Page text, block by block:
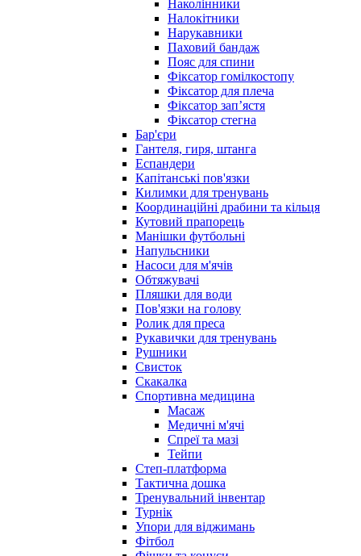
Наколінники
Налокітники
Нарукавники
Паховий бандаж
Пояс для спини
Фіксатор гомілкостопу
Фіксатор для плеча
Фіксатор запʼястя
Фіксатор стегна
Бар'єри
Гантеля, гиря, штанга
Еспандери
Капітанські пов'язки
Килимки для тренувань
Координаційні драбини та кільця
Кутовий прапорець
Манішки футбольні
Напульсники
Насоси для м'ячів
Обтяжувачі
Пляшки для води
Пов'язки на голову
Ролик для преса
Рукавички для тренувань
Рушники
Свисток
Скакалка
Спортивна медицина
Масаж
Медичні м'ячі
Спреї та мазі
Тейпи
Степ-платформа
Тактична дошка
Тренувальний інвентар
Турнік
Упори для віджимань
Фітбол